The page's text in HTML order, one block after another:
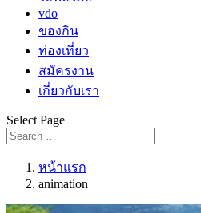
vdo
ของกิน
ท่องเที่ยว
สมัครงาน
เกี่ยวกับเรา
Select Page
หน้าแรก
animation